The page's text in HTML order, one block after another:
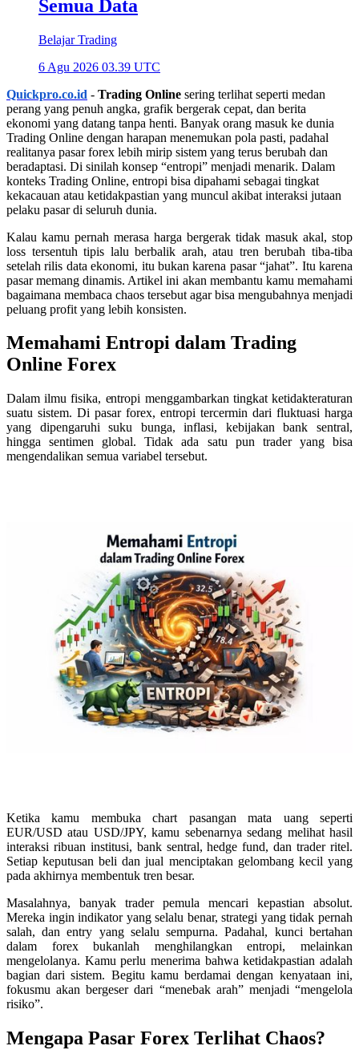
Semua Data
Belajar Trading
6 Agu 2026 03.39 UTC
Quickpro.co.id - Trading Online sering terlihat seperti medan
perang yang penuh angka, grafik bergerak cepat, dan berita
ekonomi yang datang tanpa henti. Banyak orang masuk ke dunia
Trading Online dengan harapan menemukan pola pasti, padahal
realitanya pasar forex lebih mirip sistem yang terus berubah dan
beradaptasi. Di sinilah konsep “entropi” menjadi menarik. Dalam
konteks Trading Online, entropi bisa dipahami sebagai tingkat
kekacauan atau ketidakpastian yang muncul akibat interaksi jutaan
pelaku pasar di seluruh dunia.
Kalau kamu pernah merasa harga bergerak tidak masuk akal, stop
loss tersentuh tipis lalu berbalik arah, atau tren berubah tiba-tiba
setelah rilis data ekonomi, itu bukan karena pasar “jahat”. Itu karena
pasar memang dinamis. Artikel ini akan membantu kamu memahami
bagaimana membaca chaos tersebut agar bisa mengubahnya menjadi
peluang profit yang lebih konsisten.
Memahami Entropi dalam Trading
Online Forex
Dalam ilmu fisika, entropi menggambarkan tingkat ketidakteraturan
suatu sistem. Di pasar forex, entropi tercermin dari fluktuasi harga
yang dipengaruhi suku bunga, inflasi, kebijakan bank sentral,
hingga sentimen global. Tidak ada satu pun trader yang bisa
mengendalikan semua variabel tersebut.
Ketika kamu membuka chart pasangan mata uang seperti
EUR/USD atau USD/JPY, kamu sebenarnya sedang melihat hasil
interaksi ribuan institusi, bank sentral, hedge fund, dan trader ritel.
Setiap keputusan beli dan jual menciptakan gelombang kecil yang
pada akhirnya membentuk tren besar.
Masalahnya, banyak trader pemula mencari kepastian absolut.
Mereka ingin indikator yang selalu benar, strategi yang tidak pernah
salah, dan entry yang selalu sempurna. Padahal, kunci bertahan
dalam forex bukanlah menghilangkan entropi, melainkan
mengelolanya. Kamu perlu menerima bahwa ketidakpastian adalah
bagian dari sistem. Begitu kamu berdamai dengan kenyataan ini,
fokusmu akan bergeser dari “menebak arah” menjadi “mengelola
risiko”.
Mengapa Pasar Forex Terlihat Chaos?